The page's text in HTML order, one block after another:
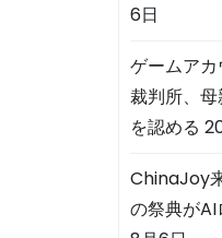
6日
ゲームア
裁判所、
を認める
ChinaJoy
の祭典が